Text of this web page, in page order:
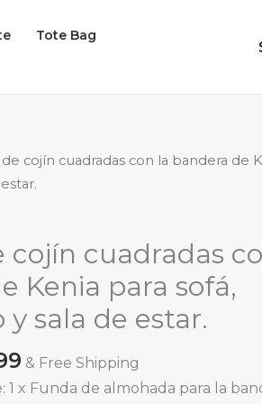
Tote Bag
cojín cuadradas con la bandera de
cojín cuadradas
Kenia para sofá,
sala de estar.
Price
range:
& Free Shipping
x Funda de almohada para la